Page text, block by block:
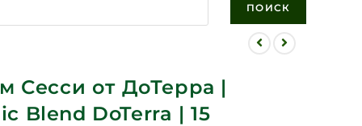
ПОИСК
Сесси от ДоТерра |
Blend DoTerra | 15